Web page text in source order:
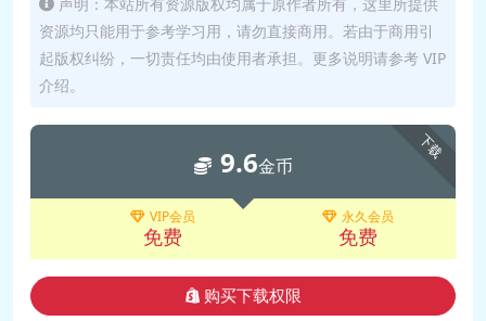
1(中).mp4 69.7M
🎥 一、面向对象基础1-
🎥 一、面向对象基础
2(上).mp4 97.8M
2(中).mp4 83.8M
🎥 二、面向对象与继承
1(上).mp4 341.4M
🎥 二、面向对象与继承
资源均只能用于参考学习用，请勿直接商用。若由于商用引
起版权纠纷，一切责任均由使用者承担。更多说明请参考 VIP
介绍。
下载
9.6金币
VIP会员
免费
永久会员
免费
购买下载权限